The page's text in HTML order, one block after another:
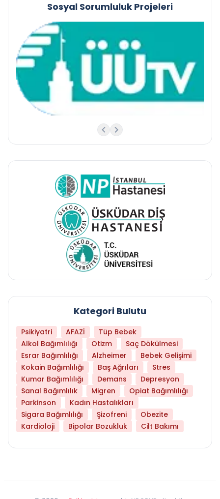
Sosyal Sorumluluk Projeleri
Kategori Bulutu
Psikiyatri AFAZİ
Tüp Bebek
Alkol Bağımlılığı
Otizm
Saç Dökülmesi
Esrar Bağımlılığı
Alzheimer
Bebek Gelişimi
Kokain Bağımlılığı
Baş Ağrıları
Stres
Kumar Bağımlılığı
Demans
Depresyon
Sanal Bağımlılık
Migren
Opiat Bağımlılığı
Parkinson
Kadın Hastalıkları
Sigara Bağımlılığı
Şizofreni
Obezite
Kardioloji
Bipolar Bozukluk Cilt Bakımı